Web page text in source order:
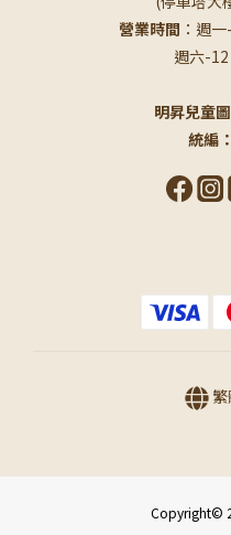
營業時間 ：週
週六-
明昇兒童
統編：
Copyright©